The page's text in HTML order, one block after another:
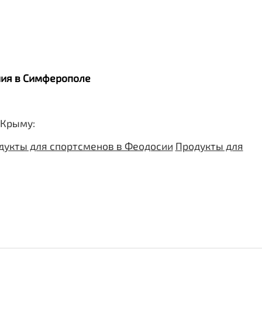
в Симферополе
Крыму:
для спортсменов в Феодосии Продукты для